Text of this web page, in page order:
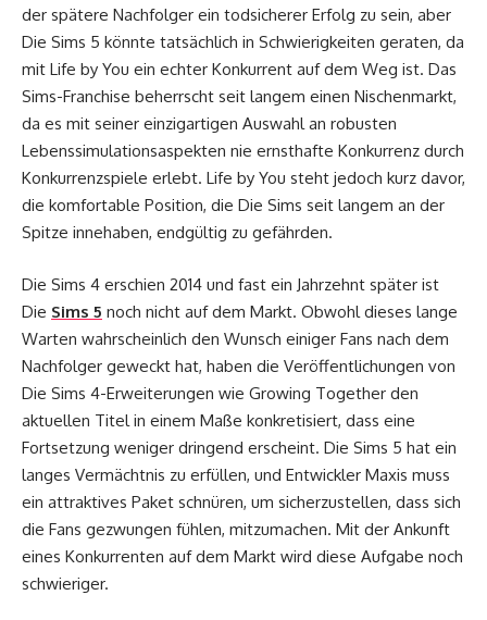
der spätere Nachfolger ein todsicherer Erfolg zu sein, aber
Die Sims 5 könnte tatsächlich in Schwierigkeiten geraten, da
mit Life by You ein echter Konkurrent auf dem Weg ist. Das
Sims-Franchise beherrscht seit langem einen Nischenmarkt,
da es mit seiner einzigartigen Auswahl an robusten
Lebenssimulationsaspekten nie ernsthafte Konkurrenz durch
Konkurrenzspiele erlebt. Life by You steht jedoch kurz davor,
die komfortable Position, die Die Sims seit langem an der
Spitze innehaben, endgültig zu gefährden.
Die Sims 4 erschien 2014 und fast ein Jahrzehnt später ist
Die Sims 5 noch nicht auf dem Markt. Obwohl dieses lange
Warten wahrscheinlich den Wunsch einiger Fans nach dem
Nachfolger geweckt hat, haben die Veröffentlichungen von
Die Sims 4-Erweiterungen wie Growing Together den
aktuellen Titel in einem Maße konkretisiert, dass eine
Fortsetzung weniger dringend erscheint. Die Sims 5 hat ein
langes Vermächtnis zu erfüllen, und Entwickler Maxis muss
ein attraktives Paket schnüren, um sicherzustellen, dass sich
die Fans gezwungen fühlen, mitzumachen. Mit der Ankunft
eines Konkurrenten auf dem Markt wird diese Aufgabe noch
schwieriger.